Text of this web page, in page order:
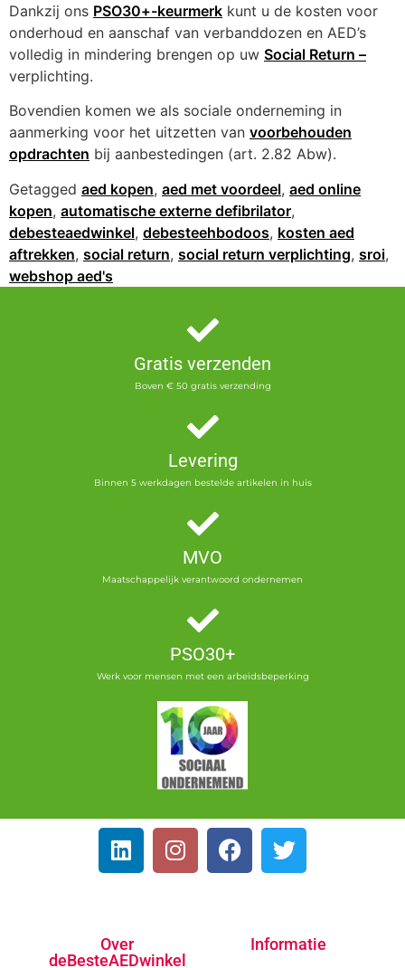
Dankzij ons PSO30+-keurmerk kunt u de kosten voor
onderhoud en aanschaf van verbanddozen en AED’s
volledig in mindering brengen op uw Social Return –
verplichting.
Bovendien komen we als sociale onderneming in
aanmerking voor het uitzetten van voorbehouden
opdrachten bij aanbestedingen (art. 2.82 Abw).
Getagged aed kopen, aed met voordeel, aed online
kopen, automatische externe defibrilator,
debesteaedwinkel, debesteehbodoos, kosten aed
aftrekken, social return, social return verplichting, sroi,
webshop aed's
Gratis verzenden
Boven € 50 gratis verzending
Levering
Binnen 5 werkdagen bestelde artikelen in huis
MVO
Maatschappelijk verantwoord ondernemen
PSO30+
Werk voor mensen met een arbeidsbeperking
Over
deBesteAEDwinkel
Informatie